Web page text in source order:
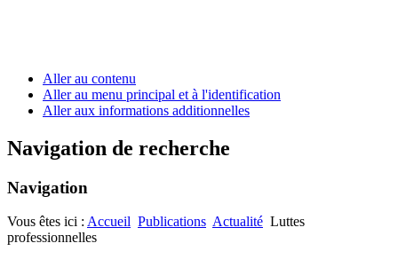
Aller au contenu
Aller au menu principal et à l'identification
Aller aux informations additionnelles
Navigation de recherche
Navigation
Vous êtes ici : Accueil Publications Actualité Luttes
professionnelles